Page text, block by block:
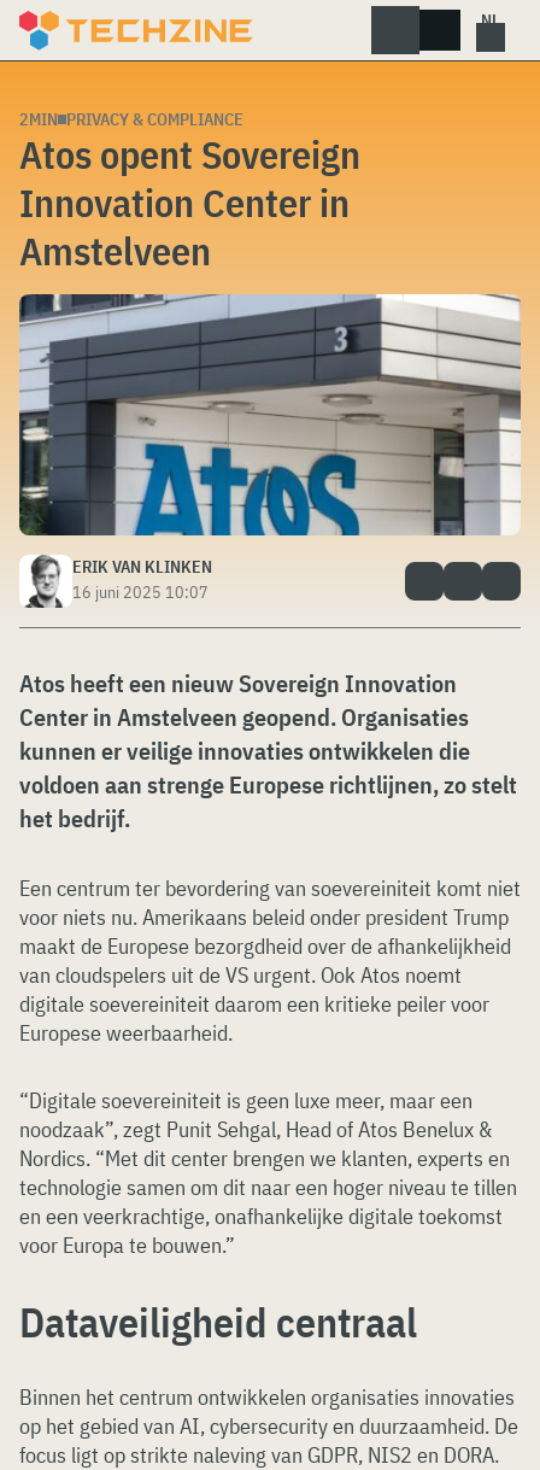
Skip
2MIN PRIVACY & COMPLIANCE
Atos opent Sovereign
Innovation Center in
Amstelveen
ERIK VAN KLINKEN
16 juni 2025 10:07
Atos heeft een nieuw Sovereign Innovation
Center in Amstelveen geopend. Organisaties
kunnen er veilige innovaties ontwikkelen die
voldoen aan strenge Europese richtlijnen, zo stelt
het bedrijf.
Een centrum ter bevordering van soevereiniteit komt niet
voor niets nu. Amerikaans beleid onder president Trump
maakt de Europese bezorgdheid over de afhankelijkheid
van cloudspelers uit de VS urgent. Ook Atos noemt
digitale soevereiniteit daarom een kritieke peiler voor
Europese weerbaarheid.
“Digitale soevereiniteit is geen luxe meer, maar een
noodzaak”, zegt Punit Sehgal, Head of Atos Benelux &
Nordics. “Met dit center brengen we klanten, experts en
technologie samen om dit naar een hoger niveau te tillen
en een veerkrachtige, onafhankelijke digitale toekomst
voor Europa te bouwen.”
Dataveiligheid centraal
Binnen het centrum ontwikkelen organisaties innovaties
op het gebied van AI, cybersecurity en duurzaamheid. De
focus ligt op strikte naleving van GDPR, NIS2 en DORA.